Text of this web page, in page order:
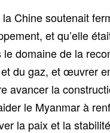
Chine soutenait
et qu’elle
le domaine de la
et du gaz, et œuvrer
avancer la
le Myanmar à
la paix et la